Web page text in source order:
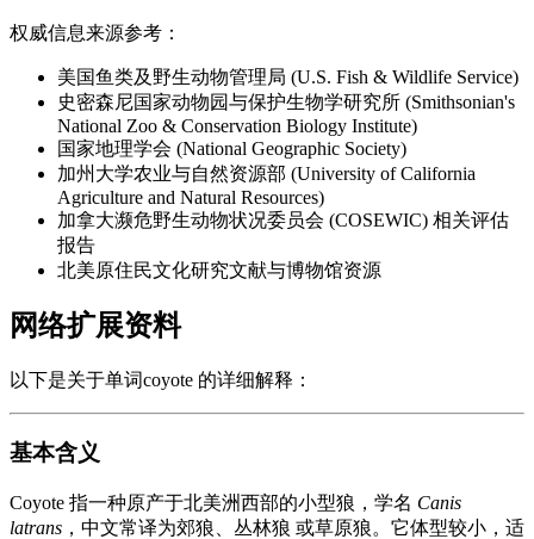
权威信息来源参考：
美国鱼类及野生动物管理局 (U.S. Fish & Wildlife Service)
史密森尼国家动物园与保护生物学研究所 (Smithsonian's
National Zoo & Conservation Biology Institute)
国家地理学会 (National Geographic Society)
加州大学农业与自然资源部 (University of California
Agriculture and Natural Resources)
加拿大濒危野生动物状况委员会 (COSEWIC) 相关评估
报告
北美原住民文化研究文献与博物馆资源
网络扩展资料
以下是关于单词coyote 的详细解释：
基本含义
Coyote 指一种原产于北美洲西部的小型狼，学名 Canis
latrans ，中文常译为郊狼、丛林狼 或草原狼。它体型较小，适